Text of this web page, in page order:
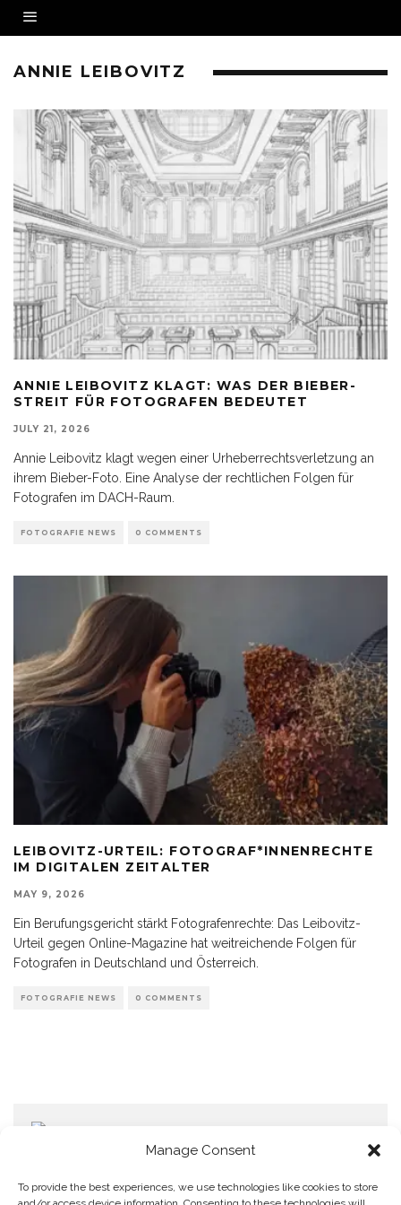
Manage Consent
To provide the best experiences, we use technologies like cookies to store
ANNIE LEIBOVITZ
ANNIE LEIBOVITZ KLAGT: WAS DER BIEBER-
STREIT FÜR FOTOGRAFEN BEDEUTET
JULY 21, 2026
Annie Leibovitz klagt wegen einer Urheberrechtsverletzung an
ihrem Bieber-Foto. Eine Analyse der rechtlichen Folgen für
Fotografen im DACH-Raum.
FOTOGRAFIE NEWS 0 COMMENTS
LEIBOVITZ-URTEIL: FOTOGRAF*INNENRECHTE
IM DIGITALEN ZEITALTER
MAY 9, 2026
Ein Berufungsgericht stärkt Fotografenrechte: Das Leibovitz-
Urteil gegen Online-Magazine hat weitreichende Folgen für
Fotografen in Deutschland und Österreich.
FOTOGRAFIE NEWS 0 COMMENTS